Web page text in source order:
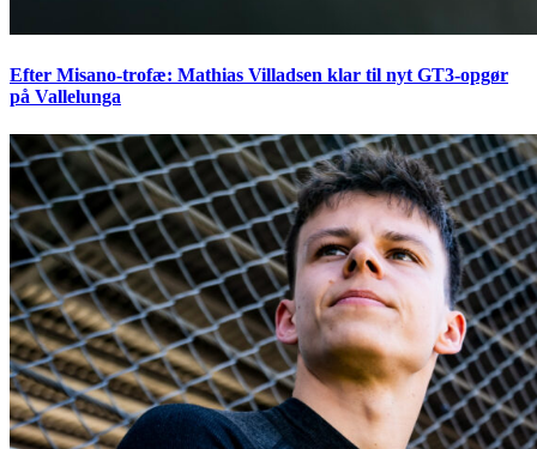
Efter Misano-trofæ: Mathias Villadsen klar til nyt GT3-opgør
på Vallelunga